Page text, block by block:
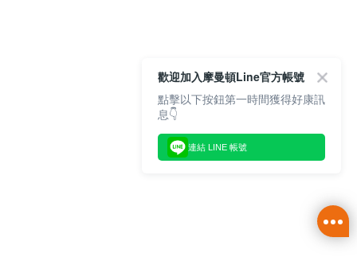
歡迎加入摩曼頓Line官方帳號
點擊以下按鈕第一時間獲得好康訊
息👇
連結 LINE 帳號